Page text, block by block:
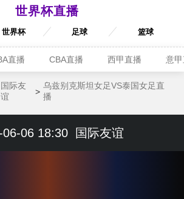
世界杯直播
世界杯 足球 篮球
直播 CBA直播 西甲直播 意
国际友
谊
乌兹别克斯坦女足VS泰国女足直
播
06-06 18:30 国际友谊